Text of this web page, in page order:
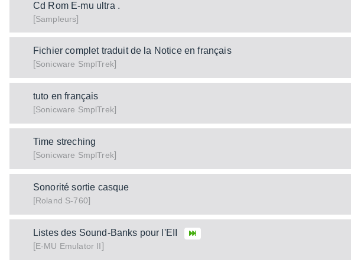
Cd Rom E-mu ultra .
[Sampleurs]
Fichier complet traduit de la Notice en français
[Sonicware SmplTrek]
tuto en français
[Sonicware SmplTrek]
Time streching
[Sonicware SmplTrek]
Sonorité sortie casque
[Roland S-760]
Listes des Sound-Banks pour l'EII
[E-MU Emulator II]